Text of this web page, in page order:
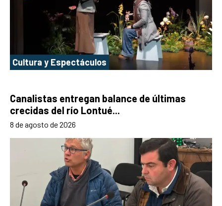
Cultura y Espectáculos
Canalistas entregan balance de últimas
crecidas del río Lontué...
8 de agosto de 2026